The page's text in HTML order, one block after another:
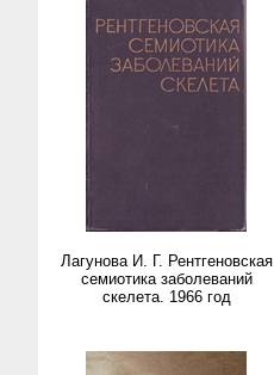
Лагунова И. Г. Рентгеновская
семиотика заболеваний
скелета. 1966 год